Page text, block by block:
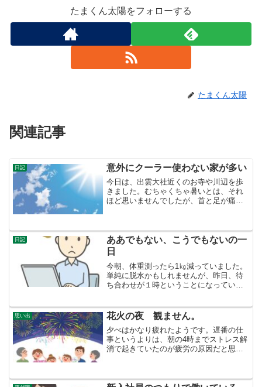
たまくん太陽をフォローする
たまくん太陽
関連記事
日記 意外にクーラー使わない家が多い
今日は、出雲大社近くのお寺や川辺を歩
きました。むちゃくちゃ暑いとは、それ
ほど思いませんでしたが、首と足が痛く
が痛くなります。足は、後半19時頃から
痛くなりました。痛くな...
日記
ああでもない、こうでもないの一
日
今朝、体重測ったら1㎏減っていました。
単純に脱水かもしれませんが、昨日、待
ち合わせが１時ということになっていた
ます。友達と飯を食べながらでも良かっ
たけれど、メニューの値...
思い出 花火の夜 観ません。
夕べはかなり疲れたようです。遅番の仕
事というよりは、朝の4時までストレス解
消で起きていたのが疲労の原因だと思わ
どんどんと太鼓をたたいたような音が聞